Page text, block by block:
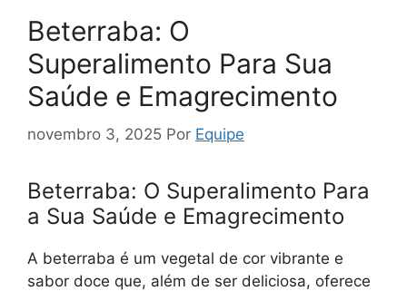
Beterraba: O
Superalimento Para Sua
Saúde e Emagrecimento
novembro 3, 2025 Por Equipe
Beterraba: O Superalimento Para
a Sua Saúde e Emagrecimento
A beterraba é um vegetal de cor vibrante e
sabor doce que, além de ser deliciosa, oferece